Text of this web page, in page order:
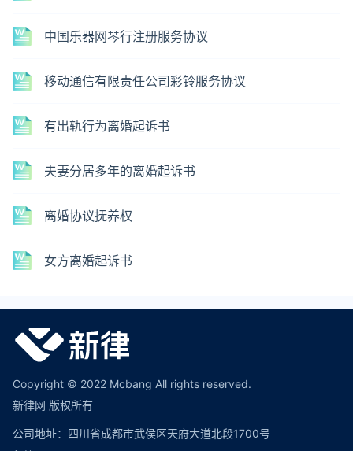
中国乐器网琴行注册服务协议
移动通信有限责任公司彩铃服务协议
有出轨行为离婚起诉书
夫妻分居多年的离婚起诉书
离婚协议抚养权
女方离婚起诉书
Copyright © 2022 Mcbang All rights reserved.
新律网 版权所有
公司地址：四川省成都市武侯区天府大道北段1700号